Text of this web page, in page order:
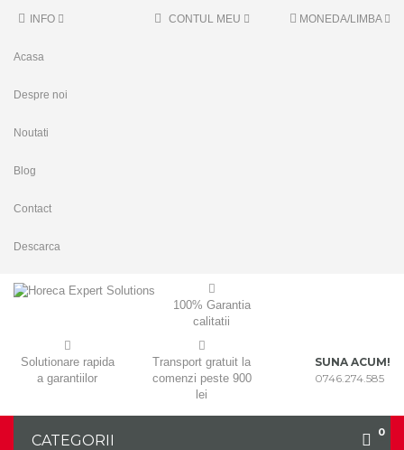
INFO
Acasa
Despre noi
Noutati
Blog
Contact
Descarca
MONEDA/LIMBA
CONTUL MEU
100% Garantia
calitatii
Solutionare rapida
a garantiilor
Transport gratuit la
comenzi peste 900
lei
SUNA ACUM!
0746.274.585
CATEGORII 0